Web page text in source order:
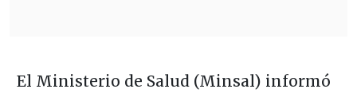
El Ministerio de Salud (Minsal) informó